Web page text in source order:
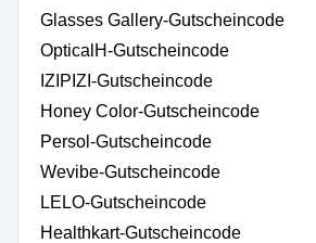
Glasses Gallery-Gutscheincode
OpticalH-Gutscheincode
IZIPIZI-Gutscheincode
Honey Color-Gutscheincode
Persol-Gutscheincode
Wevibe-Gutscheincode
LELO-Gutscheincode
Healthkart-Gutscheincode